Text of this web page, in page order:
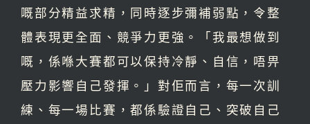
嘅部分精益求精，同時逐步彌補弱點，令整
體表現更全面、競爭力更強。「我最想做到
嘅，係喺大賽都可以保持冷靜、自信，唔畀
壓力影響自己發揮。」對佢而言，每一次訓
練、每一場比賽，都係驗證自己、突破自己